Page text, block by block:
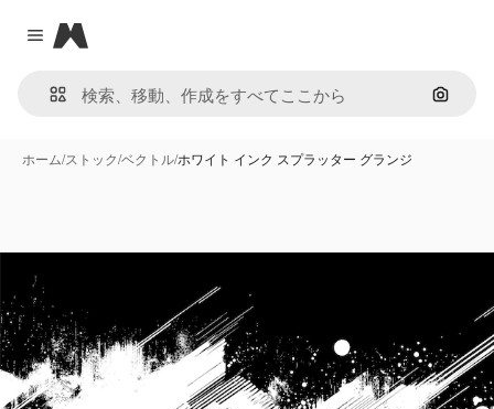
Close menu
Magnific
画像で
ホーム/ストック/ベクトル/ホワイト インク スプラッター グランジ